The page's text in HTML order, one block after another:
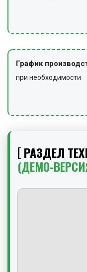
График
при необходимости
РАЗДЕЛ
(ДЕМО-